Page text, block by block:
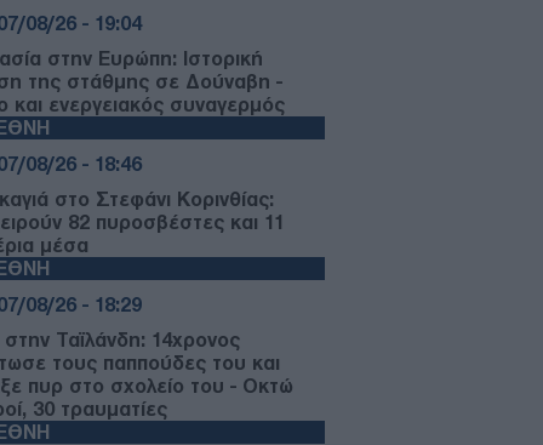
08/26 - 19:04
στην Ευρώπη: Ιστορική
της στάθμης σε Δούναβη -
και ενεργειακός συναγερμός
08/26 - 18:46
στο Στεφάνι Κορινθίας:
82 πυροσβέστες και 11
μέσα
08/26 - 18:29
Ταϊλάνδη: 14χρονος
τους παππούδες του και
πυρ στο σχολείο του - Οκτώ
30 τραυματίες